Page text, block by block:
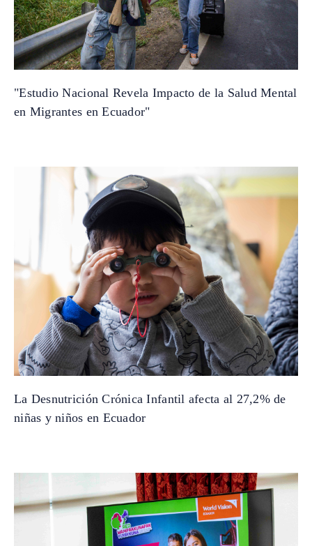
"Estudio Nacional Revela Impacto de la Salud Mental
en Migrantes en Ecuador"
La Desnutrición Crónica Infantil afecta al 27,2% de
niñas y niños en Ecuador